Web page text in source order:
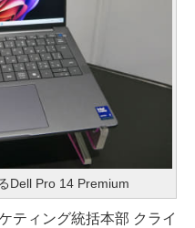
Dell Pro 14 Premium
ティング統括本部 クライ